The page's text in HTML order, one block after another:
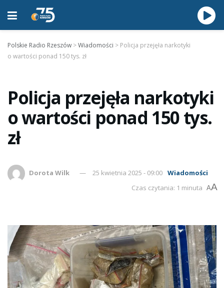
Polskie Radio Rzeszów >Wiadomości > Policja przejęła narkotyki
o wartości ponad 150 tys. zł
Policja przejęła narkotyki
o wartości ponad 150 tys.
zł
Dorota Wilk 25 kwietnia 2025 - 09:00 Wiadomości
Czas czytania: 1 minuta AA